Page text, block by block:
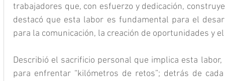
trabajadores que, con esfuerzo y dedicación,
destacó que esta labor es fundamental para el
para la comunicación, la creación de oportunidades y
Describió el sacrificio personal que implica esta
para enfrentar “kilómetros de retos”; detrás de